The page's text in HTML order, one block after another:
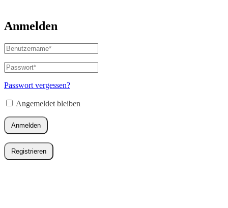
Anmelden
Benutzername
oder
E-
Mail-
Adresse*
Passwort*
Erforderlich
Passwort vergessen?
Angemeldet bleiben
Anmelden
Registrieren